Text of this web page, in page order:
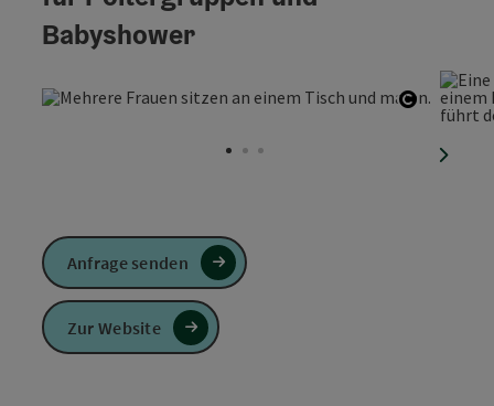
Babyshower
Anfrage senden
Zur Website